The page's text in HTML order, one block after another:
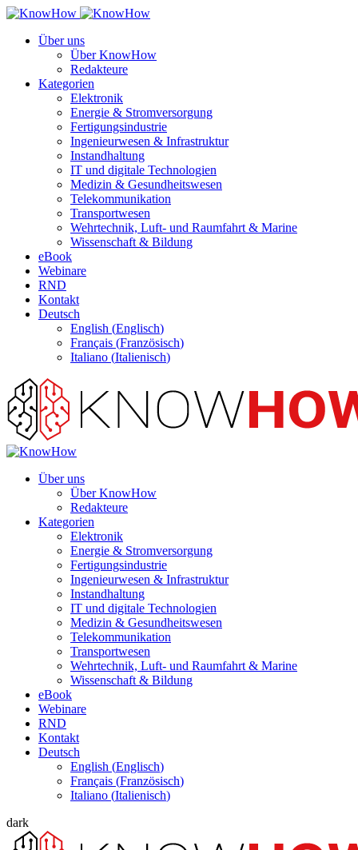
Über uns
Über KnowHow
Redakteure
Kategorien
Elektronik
Energie & Stromversorgung
Fertigungsindustrie
Ingenieurwesen & Infrastruktur
Instandhaltung
IT und digitale Technologien
Medizin & Gesundheitswesen
Telekommunikation
Transportwesen
Wehrtechnik, Luft- und Raumfahrt & Marine
Wissenschaft & Bildung
eBook
Webinare
RND
Kontakt
Deutsch
English (Englisch)
Français (Französisch)
Italiano (Italienisch)
Über uns
Über KnowHow
Redakteure
Kategorien
Elektronik
Energie & Stromversorgung
Fertigungsindustrie
Ingenieurwesen & Infrastruktur
Instandhaltung
IT und digitale Technologien
Medizin & Gesundheitswesen
Telekommunikation
Transportwesen
Wehrtechnik, Luft- und Raumfahrt & Marine
Wissenschaft & Bildung
eBook
Webinare
RND
Kontakt
Deutsch
English (Englisch)
Français (Französisch)
Italiano (Italienisch)
dark